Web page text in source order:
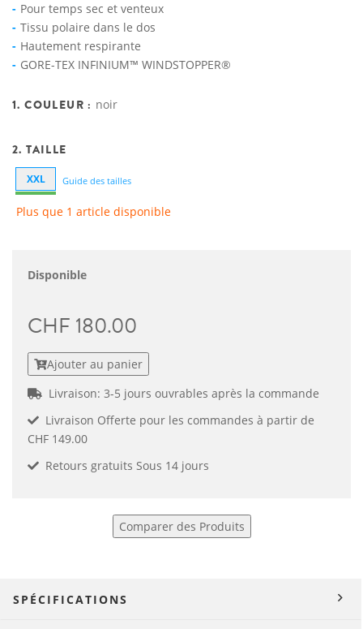
Pour temps sec et venteux
Tissu polaire dans le dos
Hautement respirante
GORE-TEX INFINIUM™ WINDSTOPPER®
1. COULEUR : noir
2. TAILLE
XXL Guide des tailles
Plus que 1 article disponible
Disponible
CHF 180.00
Ajouter au panier
Livraison: 3-5 jours ouvrables après la commande
Livraison Offerte pour les commandes à partir de
CHF 149.00
Retours gratuits Sous 14 jours
Comparer des Produits
SPÉCIFICATIONS